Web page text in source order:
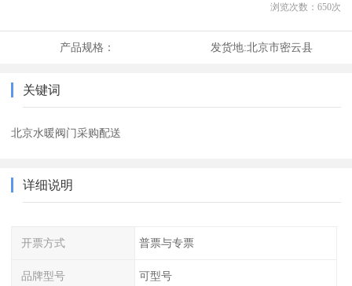
浏览次数： 650次
产品规格： 发货地:北京市密云县
关键词
北京水暖阀门采购配送
详细说明
开票方式 普票与专票
品牌型号 可型号